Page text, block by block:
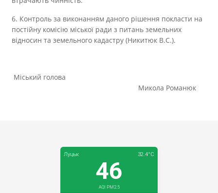
6. Контроль за виконанням даного рішення покласти на
постійну комісію міської ради з питань земельних
відносин та земельного кадастру (Никитюк В.С.).
Міський голова
Микола Романюк